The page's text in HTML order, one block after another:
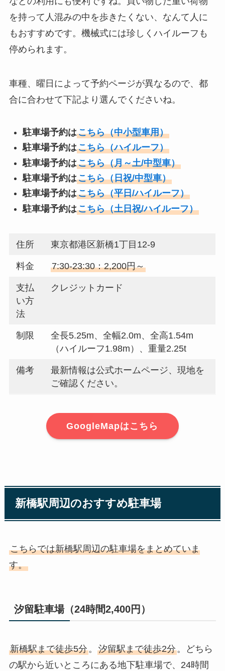
を持って人混みの中を歩きたくない、なんて人に
もおすすめです。機械式には珍しくハイルーフも
停められます。
車種、曜日によって予約ページが異なるので、都
合に合わせて下記より選んでくださいね。
駐車場予約はこちら（中小型車用）
駐車場予約はこちら（ハイルーフ）
駐車場予約はこちら（月～土/中型車）
駐車場予約はこちら（日祝/中型車）
駐車場予約はこちら（平日/ハイルーフ）
駐車場予約はこちら（土日祝/ハイルーフ）
住所 東京都港区新橋1丁目12-9
料金 7:30-23:30：2,200円～
支払
い方
法
クレジットカード
制限
全長5.25m、全幅2.0m、全高1.54m
（ハイルーフ1.98m）、重量2.25t
備考
最新情報は公式ホームページ、現地を
ご確認ください。
GoogleMapはこちら
新橋駅周辺のおすすめ駐車場
こちらでは新橋駅周辺の駐車場をまとめていま
す。
汐留駐車場（24時間2,400円）
新橋駅まで徒歩5分。 汐留駅まで徒歩2分。どちら
の駅から近いところにある地下駐車場で、24時間